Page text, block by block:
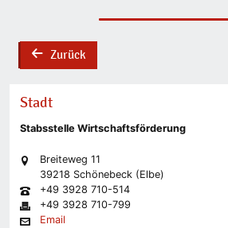
backZurück
Stadt
Stabsstelle Wirtschaftsförderung
Breiteweg 11
39218 Schönebeck (Elbe)
+49 3928 710-514
+49 3928 710-799
Email